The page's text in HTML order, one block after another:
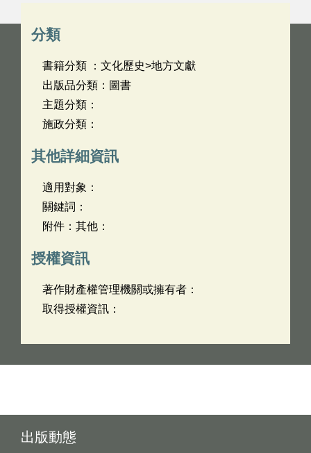
分類
書籍分類 ：文化歷史>地方文獻
出版品分類：圖書
主題分類：
施政分類：
其他詳細資訊
適用對象：
關鍵詞：
附件：其他：
授權資訊
著作財產權管理機關或擁有者：
取得授權資訊：
出版動態